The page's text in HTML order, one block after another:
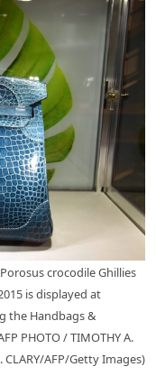
crocodile Ghillies
is displayed at
the Handbags &
PHOTO / TIMOTHY A.
AFP/Getty Images)